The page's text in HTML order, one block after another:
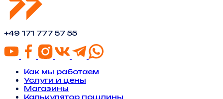
+49 171 777 57 55
Как мы работаем
Услуги и цены
Магазины
Калькулятор пошлины